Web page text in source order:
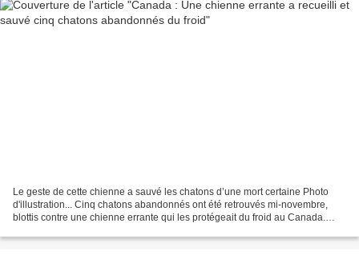
Le geste de cette chienne a sauvé les chatons d’une mort certaine Photo
d'illustration... Cinq chatons abandonnés ont été retrouvés mi-novembre,
blottis contre une chienne errante qui les protégeait du froid au Canada.